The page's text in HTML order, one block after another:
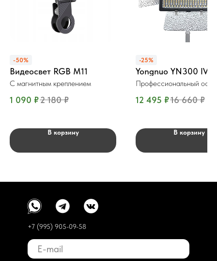
-50%
Видеосвет RGB M11
С магнитным креплением
1 090 ₽2 180 ₽
В корзину
-25%
Yongnuo YN300 IV
Профессиональный
12 495 ₽16 660 ₽
В корзину
+7 (995) 905-09-58